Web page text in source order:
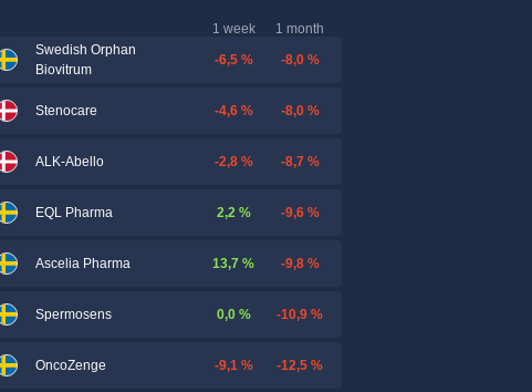
1 week
1 month
Swedish Orphan
Biovitrum
-6,5 % -8,0 %
Stenocare -4,6 % -8,0 %
ALK-Abello -2,8 % -8,7 %
EQL Pharma 2,2 % -9,6 %
Ascelia Pharma 13,7 % -9,8 %
Spermosens 0,0 % -10,9 %
OncoZenge -9,1 % -12,5 %